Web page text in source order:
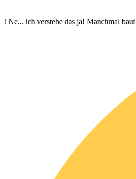
! Ne... ich verstehe das ja! Manchmal